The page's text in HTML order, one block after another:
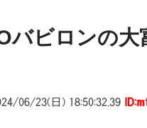
バビロンの大
06/23(日) 18:50:32.39